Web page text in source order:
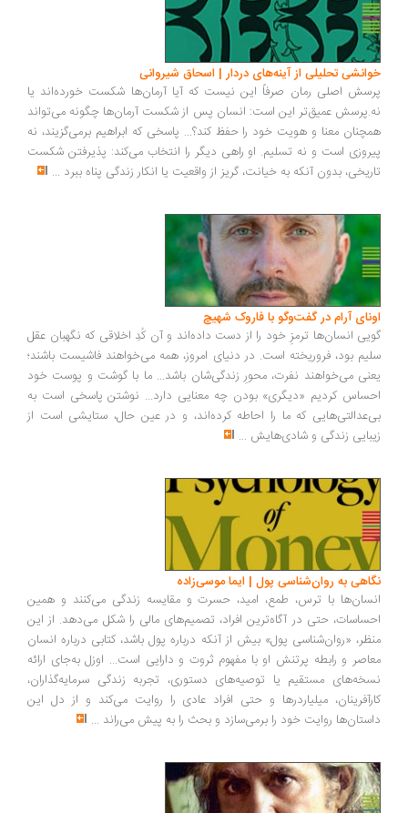
تحلیلی از آینه‌های دردار | اسحاق شیروانی
اصلی رمان صرفاً این نیست که آیا آرمان‌ها شکست خورده‌اند یا
عمیق‌تر این است: انسان پس از شکست آرمان‌ها چگونه می‌تواند
معنا و هویت خود را حفظ کند؟... پاسخی که ابراهیم برمی‌گزیند، نه
است و نه تسلیم. او راهی دیگر را انتخاب می‌کند: پذیرفتن شکست
بدون آنکه به خیانت، گریز از واقعیت یا انکار زندگی پناه ببرد...
آرام در گفت‌وگو با فاروک شهیچ‭
انسان‌ها ترمزِ خود را از دست داده‌اند و آن کُدِ اخلاقی که نگهبان عقل
بود، فروریخته است. در دنیای امروز، همه می‌خواهند فاشیست باشند؛
می‌خواهند نفرت، محورِ زندگی‌شان باشد... ما با گوشت و پوست خود
کردیم «دیگری» بودن چه معنایی دارد... نوشتن پاسخی است به
که ما را احاطه کرده‌اند، و در عین حال، ستایشی است از
زندگی و شادی‌هایش...
به روان‌شناسی پول | ایما موسی‌زاده
با ترس، طمع، امید، حسرت و مقایسه زندگی می‌کنند و همین
حتی در آگاه‌ترین افراد، تصمیم‌های مالی را شکل می‌دهد. از این
«روان‌شناسی پول» بیش از آنکه درباره پول باشد، کتابی درباره انسان
و رابطه پرتنش او با مفهوم ثروت و دارایی است... اوزل به‌جای ارائه
مستقیم یا توصیه‌های دستوری، تجربه زندگی سرمایه‌گذاران،
میلیاردرها و حتی افراد عادی را روایت می‌کند و از دل این
روایت خود را برمی‌سازد و بحث را به پیش می‌راند...